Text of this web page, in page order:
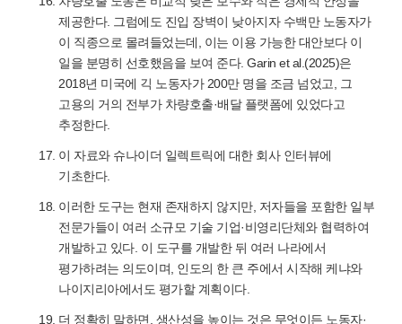
제공한다. 그럼에도 진입 장벽이 낮아지자 수백만 노동자가
이 직종으로 몰려들었는데, 이는 이용 가능한 대안보다 이
일을 분명히 선호했음을 보여 준다. Garin et al.(2025)은
2018년 미국에 긱 노동자가 200만 명을 조금 넘었고, 그
고용의 거의 전부가 차량호출·배달 플랫폼에 있었다고
추정한다.
이 자료와 슈나이더 일렉트릭에 대한 회사 인터뷰에
기초한다.
이러한 도구는 현재 존재하지 않지만, 저자들을 포함한 일부
전문가들이 여러 소규모 기술 기업·비영리단체와 협력하여
개발하고 있다. 이 도구를 개발한 뒤 여러 나라에서
평가하려는 의도이며, 인도의 한 큰 주에서 시작해 케냐와
나이지리아에서도 평가할 계획이다.
더 정확히 말하면, 생산성을 높이는 것은 무엇이든 노동자·